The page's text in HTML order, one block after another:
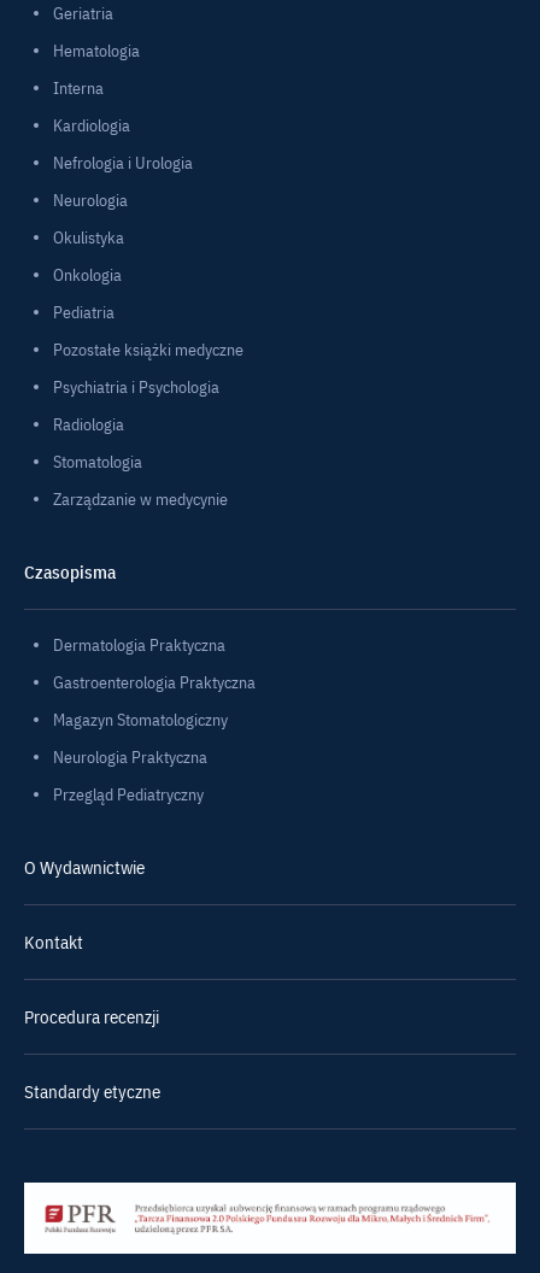
Geriatria
Hematologia
Interna
Kardiologia
Nefrologia i Urologia
Neurologia
Okulistyka
Onkologia
Pediatria
Pozostałe książki medyczne
Psychiatria i Psychologia
Radiologia
Stomatologia
Zarządzanie w medycynie
Czasopisma
Dermatologia Praktyczna
Gastroenterologia Praktyczna
Magazyn Stomatologiczny
Neurologia Praktyczna
Przegląd Pediatryczny
O Wydawnictwie
Kontakt
Procedura recenzji
Standardy etyczne